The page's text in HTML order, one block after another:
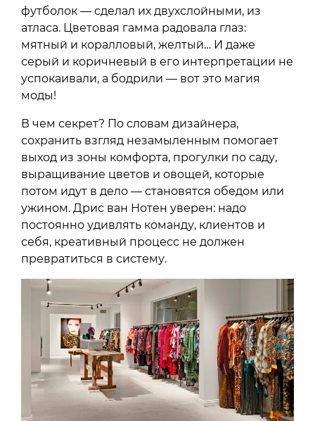
футболок — сделал их двухслойными, из
атласа. Цветовая гамма радовала глаз:
мятный и коралловый, желтый… И даже
серый и коричневый в его интерпретации не
успокаивали, а бодрили — вот это магия
моды!
В чем секрет? По словам дизайнера,
сохранить взгляд незамыленным помогает
выход из зоны комфорта, прогулки по саду,
выращивание цветов и овощей, которые
потом идут в дело — становятся обедом или
ужином. Дрис ван Нотен уверен: надо
постоянно удивлять команду, клиентов и
себя, креативный процесс не должен
превратиться в систему.